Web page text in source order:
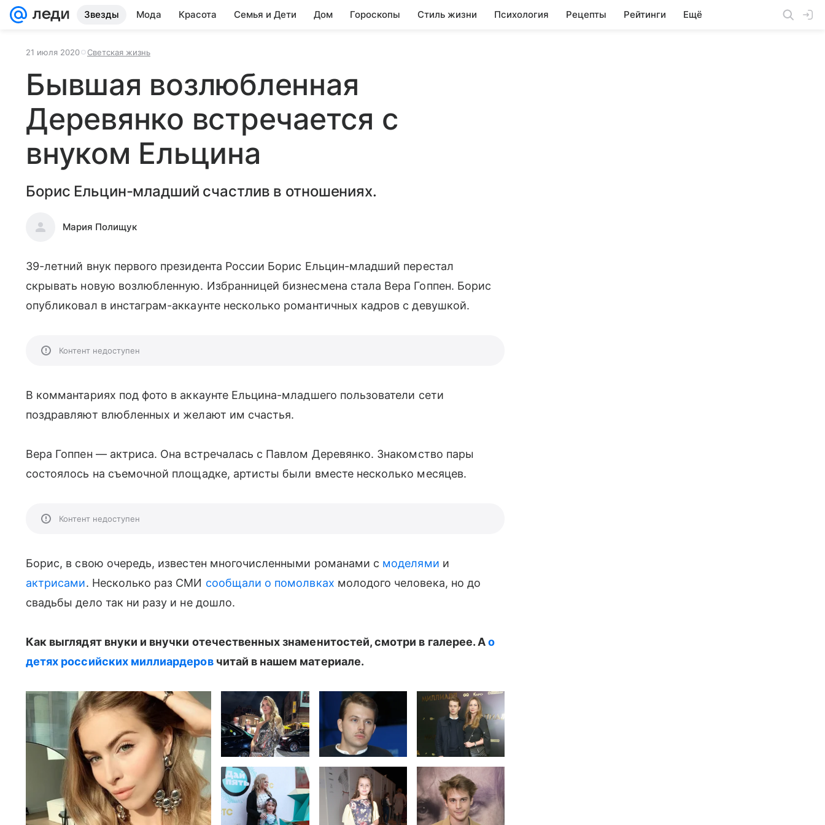
Звезды Мода Красота Семья и Дети Дом Гороскопы Стиль жизни Психология Рецепты Рейтинги Ещё
21 июля 2020 Светская жизнь
Бывшая возлюбленная
Деревянко встречается с
внуком Ельцина
Борис Ельцин-младший счастлив в отношениях.
Мария Полищук
39-летний внук первого президента России Борис Ельцин-младший перестал
скрывать новую возлюбленную. Избранницей бизнесмена стала Вера Гоппен. Борис
опубликовал в инстаграм-аккаунте несколько романтичных кадров с девушкой.
Контент недоступен
В коммантариях под фото в аккаунте Ельцина-младшего пользователи сети
поздравляют влюбленных и желают им счастья.
Вера Гоппен — актриса. Она встречалась с Павлом Деревянко. Знакомство пары
состоялось на съемочной площадке, артисты были вместе несколько месяцев.
Контент недоступен
Борис, в свою очередь, известен многочисленными романами с моделями и
актрисами. Несколько раз СМИ сообщали о помолвках молодого человека, но до
свадьбы дело так ни разу и не дошло.
Как выглядят внуки и внучки отечественных знаменитостей, смотри в галерее. Ао
детях российских миллиардеровчитай в нашем материале.